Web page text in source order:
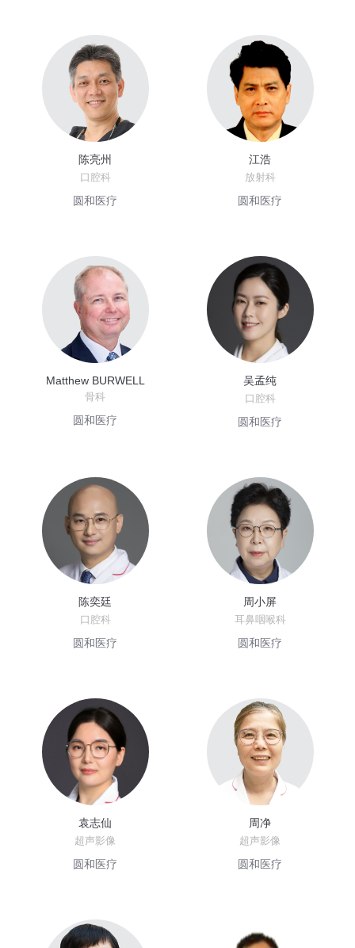
陈亮州
口腔科
圆和医疗
江浩
放射科
圆和医疗
Matthew BURWELL
骨科
圆和医疗
吴孟纯
口腔科
圆和医疗
陈奕廷
口腔科
圆和医疗
周小屏
耳鼻咽喉科
圆和医疗
袁志仙
超声影像
圆和医疗
周净
超声影像
圆和医疗